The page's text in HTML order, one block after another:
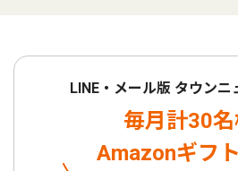
LINE・メール版 タウンニ
毎月計30名
Amazonギフ